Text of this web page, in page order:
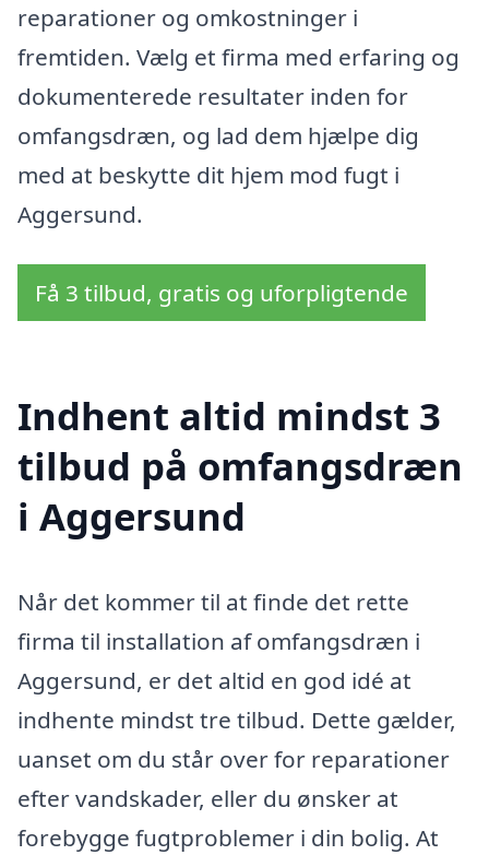
reparationer og omkostninger i
fremtiden. Vælg et firma med erfaring og
dokumenterede resultater inden for
omfangsdræn, og lad dem hjælpe dig
med at beskytte dit hjem mod fugt i
Aggersund.
Få 3 tilbud, gratis og uforpligtende
Indhent altid mindst 3
tilbud på omfangsdræn
i Aggersund
Når det kommer til at finde det rette
firma til installation af omfangsdræn i
Aggersund, er det altid en god idé at
indhente mindst tre tilbud. Dette gælder,
uanset om du står over for reparationer
efter vandskader, eller du ønsker at
forebygge fugtproblemer i din bolig. At